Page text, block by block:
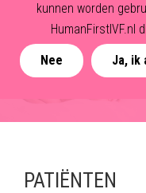
PATIËNTEN
kunnen worden
HumanFirstIVF.nl
Nee Ja, ik